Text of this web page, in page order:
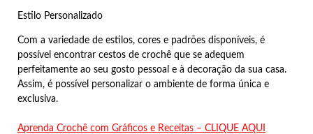
Estilo Personalizado
Com a variedade de estilos, cores e padrões disponíveis, é
possível encontrar cestos de crochê que se adequem
perfeitamente ao seu gosto pessoal e à decoração da sua casa.
Assim, é possível personalizar o ambiente de forma única e
exclusiva.
Aprenda Crochê com Gráficos e Receitas – CLIQUE AQUI